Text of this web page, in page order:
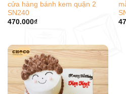
cửa hàng bánh kem quận 2
SN240
470.000₫